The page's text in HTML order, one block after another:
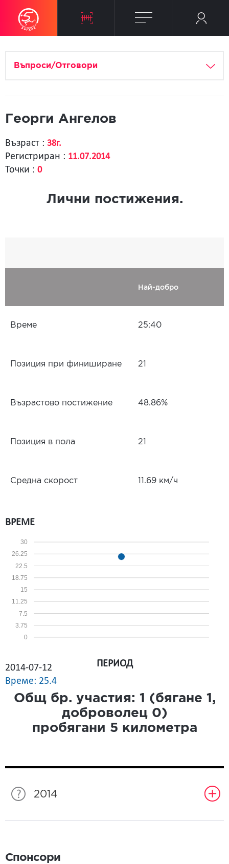
Въпроси/Отговори
Георги Ангелов
Възраст : 38г.
Регистриран : 11.07.2014
Точки : 0
Лични постижения.
Най-добро
Време 25:40
Позиция при финиширане 21
Възрастово постижение 48.86%
Позиция в пола 21
Средна скорост 11.69 км/ч
ВРЕМЕ
0
3.75
7.5
11.25
15
18.75
22.5
26.25
30
2014-07-12
Време: 25.4
ПЕРИОД
Общ бр. участия: 1 (бягане 1 ,
доброволец 0)
пробягани 5 километра
2014
Спонсори